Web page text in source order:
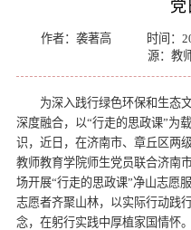
党
作者：袭著高 时间：
源：教
为深入践行绿色环保和生态
深度融合，以“行走的思政课”为
识，近日，在济南市、章丘区两
教师教育学院师生党员联合济南
场开展“行走的思政课”净山志愿
志愿者齐聚山林，以实际行动践
念，在躬行实践中厚植家国情怀。